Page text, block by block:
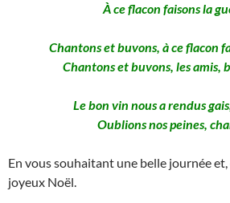
À ce flacon faisons la
Chantons et buvons, à ce flacon
Chantons et buvons, les amis,
Le bon vin nous a rendus
Oublions nos peines,
En vous souhaitant une belle journée
joyeux Noël.